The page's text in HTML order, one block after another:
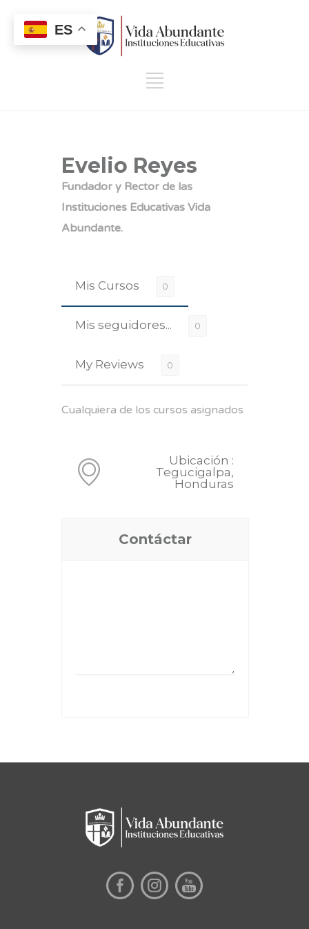
Evelio Reyes
Fundador y Rector de las
Instituciones Educativas Vida
Abundante.
Mis Cursos 0
Mis seguidores... 0
My Reviews 0
Cualquiera de los cursos asignados
Ubicación :
Tegucigalpa,
Honduras
Contáctar
ES